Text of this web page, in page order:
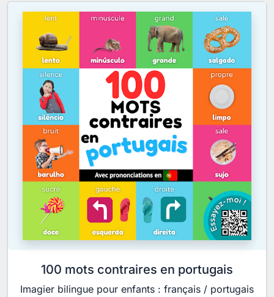
100 mots contraires en portugais
Imagier bilingue pour enfants : français / portugais